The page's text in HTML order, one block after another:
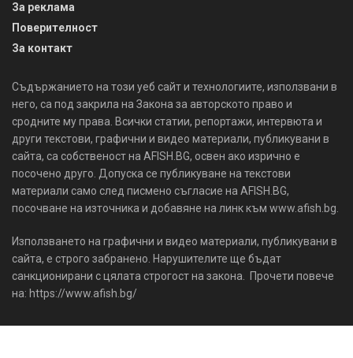
За реклама
Поверителност
За контакт
Съдържанието на този уеб сайт и технологиите, използвани в
него, са под закрила на Закона за авторското право и
сродните му права. Всички статии, репортажи, интервюта и
други текстови, графични и видео материали, публикувани в
сайта, са собственост на AFISH.BG, освен ако изрично е
посочено друго. Допуска се публикуване на текстови
материали само след писмено съгласие на AFISH.BG,
посочване на източника и добавяне на линк към www.afish.bg.
Използването на графични и видео материали, публикувани в
сайта, е строго забранено. Нарушителите ще бъдат
санкционирани с цялата строгост на закона. Прочети повече
на: https://www.afish.bg/